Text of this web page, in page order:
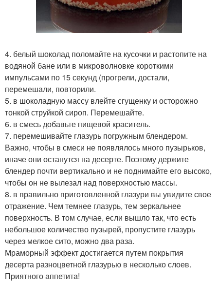
4. белый шоколад поломайте на кусочки и растопите на
водяной бане или в микроволновке короткими
импульсами по 15 секунд (прогрели, достали,
перемешали, повторили.
5. в шоколадную массу влейте сгущенку и осторожно
тонкой струйкой сироп. Перемешайте.
6. в смесь добавьте пищевой краситель.
7. перемешивайте глазурь погружным блендером.
Важно, чтобы в смеси не появлялось много пузырьков,
иначе они останутся на десерте. Поэтому держите
блендер почти вертикально и не поднимайте его высоко,
чтобы он не вылезал над поверхностью массы.
8. в правильно приготовленной глазури вы увидите свое
отражение. Чем темнее глазурь, тем зеркальнее
поверхность. В том случае, если вышло так, что есть
небольшое количество пузырей, пропустите глазурь
через мелкое сито, можно два раза.
Мраморный эффект достигается путем покрытия
десерта разноцветной глазурью в несколько слоев.
Приятного аппетита!